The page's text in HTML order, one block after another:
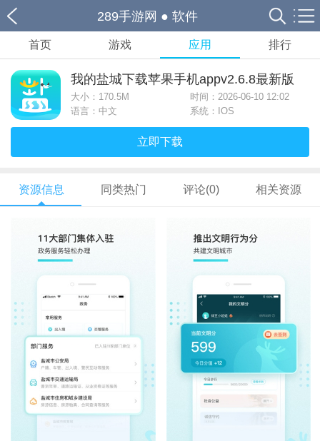
289手游网 ● 软件
首页 游戏 应用 排行
我的盐城下载苹果手机appv2.6.8最新版
大小： 170.5M
时间：2026-06-10 12:02
语言：中文
系统：IOS
立即下载
资源信息 同类热门 评论(0) 相关资源